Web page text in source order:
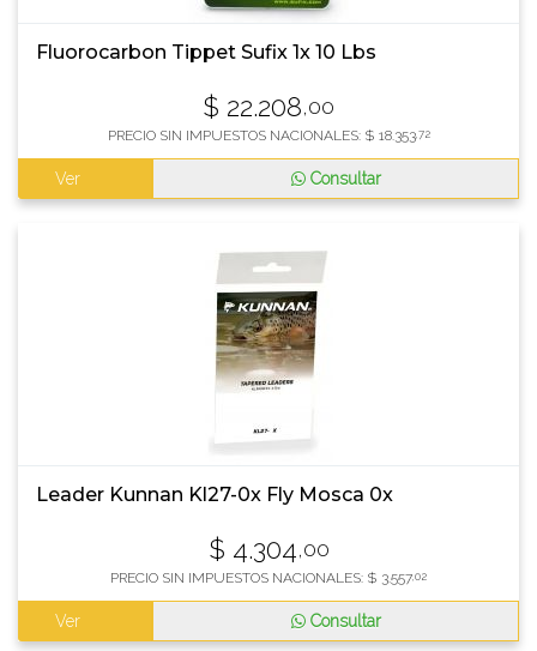
Fluorocarbon Tippet Sufix 1x 10 Lbs
$ 22.208,00
PRECIO SIN IMPUESTOS NACIONALES: $ 18.353,72
Ver Consultar
Leader Kunnan Kl27-0x Fly Mosca 0x
$ 4.304,00
PRECIO SIN IMPUESTOS NACIONALES: $ 3.557,02
Ver Consultar